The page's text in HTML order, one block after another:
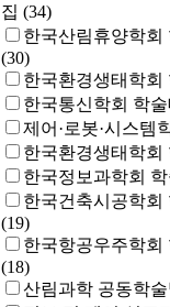
집 (34)
한국산림휴양학회
(30)
한국환경생태학회
한국통신학회 학
제어·로봇·시스템
한국환경생태학회
한국정보과학회
한국건축시공학회
(19)
한국항공우주학회
(18)
산림과학 공동학